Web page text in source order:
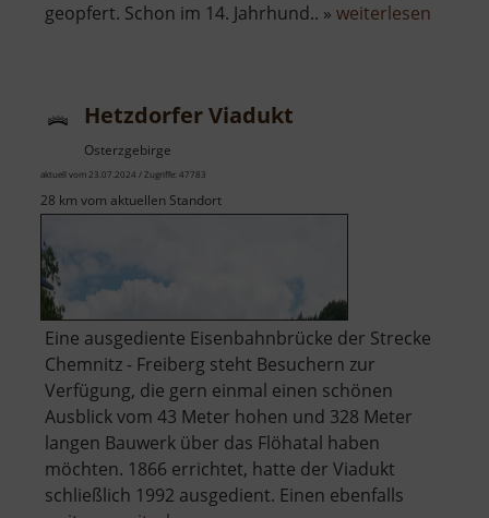
geopfert. Schon im 14. Jahrhund.. » weiterlesen
Hetzdorfer Viadukt
Osterzgebirge
aktuell vom 23.07.2024 / Zugriffe: 47783
28 km vom aktuellen Standort
Eine ausgediente Eisenbahnbrücke der Strecke
Chemnitz - Freiberg steht Besuchern zur
Verfügung, die gern einmal einen schönen
Ausblick vom 43 Meter hohen und 328 Meter
langen Bauwerk über das Flöhatal haben
möchten. 1866 errichtet, hatte der Viadukt
schließlich 1992 ausgedient. Einen ebenfalls